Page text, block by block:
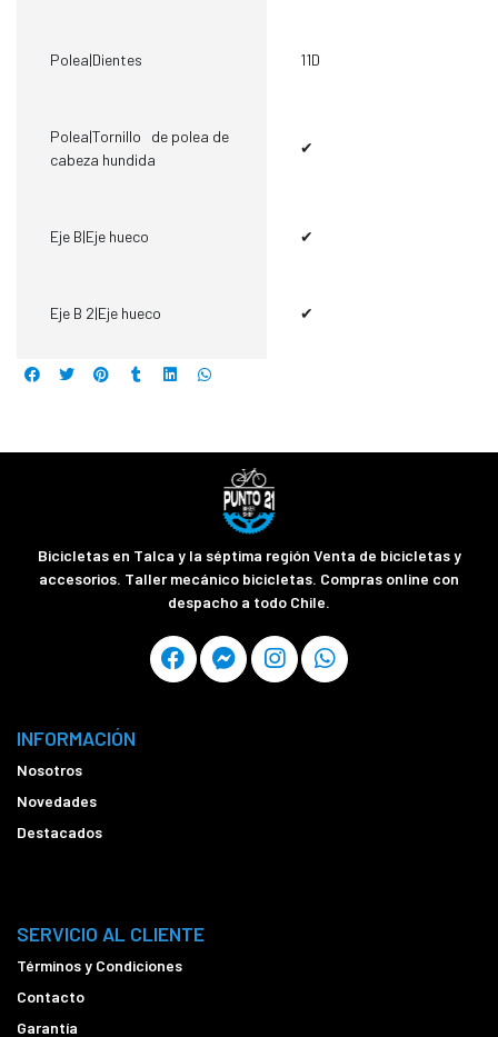
Polea|Dientes 11D
Polea|Tornillo de polea de
cabeza hundida
✔
Eje B|Eje hueco ✔
Eje B 2|Eje hueco ✔
Bicicletas en Talca y la séptima región Venta de bicicletas y
accesorios. Taller mecánico bicicletas. Compras online con
despacho a todo Chile.
INFORMACIÓN
Nosotros
Novedades
Destacados
SERVICIO AL CLIENTE
Términos y Condiciones
Contacto
Garantía